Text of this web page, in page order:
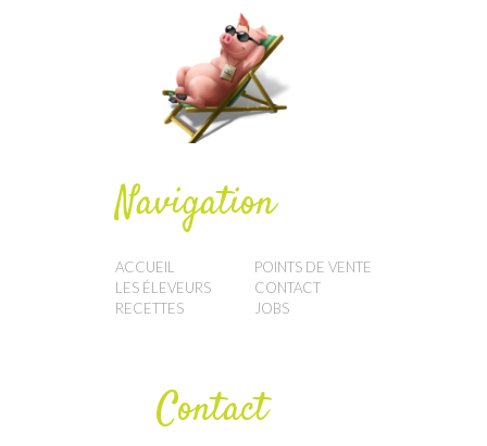
Navigation
ACCUEIL
LES ÉLEVEURS
RECETTES
POINTS DE VENTE
CONTACT
JOBS
Contact